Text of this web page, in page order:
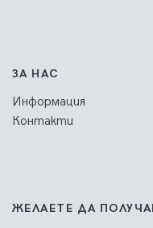
ЗА НАС
Информация
Контакти
ЖЕЛАЕТЕ ДА